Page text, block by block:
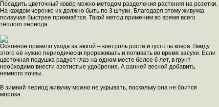
Посадить цветочный ковёр можно методом разделения растения на розетки.
На каждом черенке их должно быть по 3 штуки. Благодаря этому живучка
ползучая быстрее приживётся. Такой метод применим во время всего
тёплого периода.
Основное правило ухода за аюгой – контроль роста и густоты ковра. Ввиду
этого её нужно периодически прореживать и поливать во время засухи. Если
цветочная подушка радует глаз на одном месте более 6 лет, в грунт
необходимо внести азотистые удобрения. А ранней весной добавить
немного почвы.
В зимний период живучку можно не укрывать, поскольку она не боится
мороза.